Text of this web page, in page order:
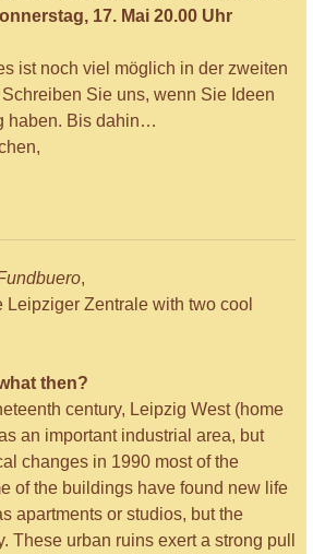
17. Mai 20.00 Uhr
ist noch viel möglich in der zweiten
Sie uns, wenn Sie Ideen
haben. Bis dahin…
,
Leipziger Zentrale with two cool
then?
century, Leipzig West (home
an important industrial area, but
changes in 1990 most of the
of the buildings have found new life
apartments or studios, but the
These urban ruins exert a strong pull